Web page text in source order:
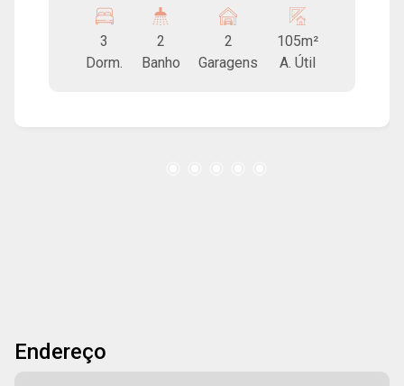
elevador, portaria 24h, salão de festas,
brinquedoteca e academia.
3
Dorm.
2
Banho
2
Garagens
105m²
A. Útil
Endereço